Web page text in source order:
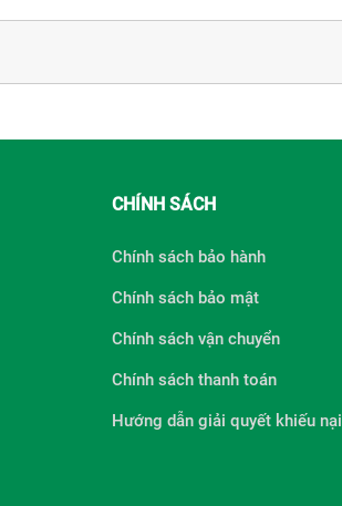
CHÍNH SÁCH
Chính sách bảo hành
Chính sách bảo mật
Chính sách vận chuyển
Chính sách thanh toán
Hướng dẫn giải quyết khiếu nại